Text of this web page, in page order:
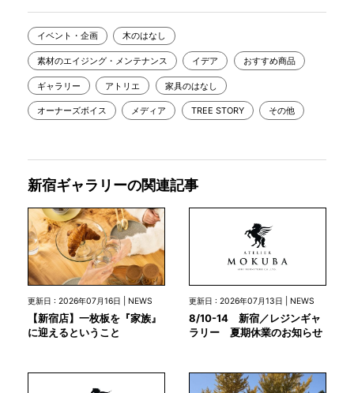
イベント・企画 木のはなし
素材のエイジング・メンテナンス イデア おすすめ商品
ギャラリー アトリエ 家具のはなし
オーナーズボイス メディア TREE STORY その他
新宿ギャラリーの関連記事
更新日 : 2026年07月16日 | NEWS
【新宿店】一枚板を『家族』
に迎えるということ
更新日 : 2026年07月13日 | NEWS
8/10-14 新宿／レジンギャ
ラリー 夏期休業のお知らせ